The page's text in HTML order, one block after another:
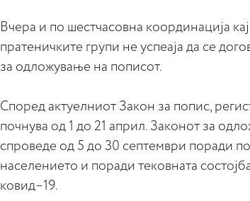
Вчера и по шестчасовна координација
пратеничките групи не успеаја да се
за одложување на пописот.
Според актуелниот Закон за попис,
почнува од 1 до 21 април. Законот за
спроведе од 5 до 30 септември поради
населението и поради тековната
ковид–19.